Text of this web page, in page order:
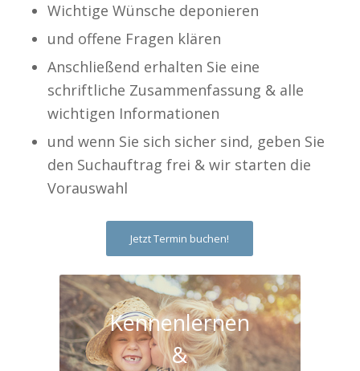
Wichtige Wünsche deponieren
und offene Fragen klären
Anschließend erhalten Sie eine
schriftliche Zusammenfassung & alle
wichtigen Informationen
und wenn Sie sich sicher sind, geben Sie
den Suchauftrag frei & wir starten die
Vorauswahl
Jetzt Termin buchen!
Kennenlernen
&